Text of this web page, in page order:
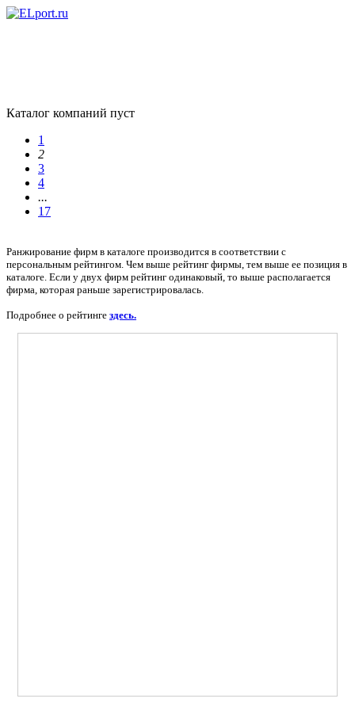
Каталог компаний пуст
1
2
3
4
...
17
Ранжирование фирм в каталоге производится в соответствии с
персональным рейтингом. Чем выше рейтинг фирмы, тем выше ее позиция в
каталоге. Если у двух фирм рейтинг одинаковый, то выше располагается
фирма, которая раньше зарегистрировалась.
Подробнее о рейтинге здесь.